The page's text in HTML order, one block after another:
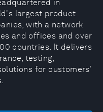
in
largest product
with a network
and offices and over
countries. It delivers
testing,
for customers’